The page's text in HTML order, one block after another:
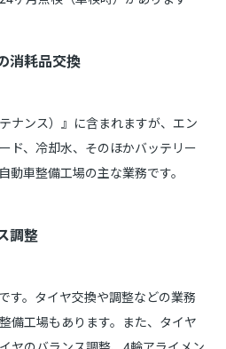
消耗品交換
ナンス）』に含まれますが、エン
ド、冷却水、そのほかバッテリー
動車整備工場の主な業務です。
調整
す。タイヤ交換や調整などの業務
備工場もあります。また、タイヤ